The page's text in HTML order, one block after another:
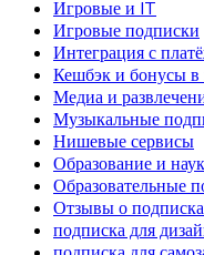
Игровые и IT
Игровые подписки
Интеграция с
Кешбэк и бонусы в
Медиа и
Музыкальные
Нишевые сервисы
Образование и
Образовательные
Отзывы о
подписка для